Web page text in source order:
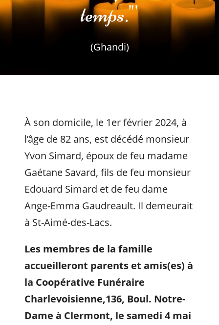
temps."'
(Ghandi)
À son domicile, le 1er février 2024, à
l’âge de 82 ans, est décédé monsieur
Yvon Simard, époux de feu madame
Gaétane Savard, fils de feu monsieur
Edouard Simard et de feu dame
Ange-Emma Gaudreault. Il demeurait
à St-Aimé-des-Lacs.
Les membres de la famille
accueilleront parents et amis(es) à
la Coopérative Funéraire
Charlevoisienne,136, Boul. Notre-
Dame à Clermont, le samedi 4 mai